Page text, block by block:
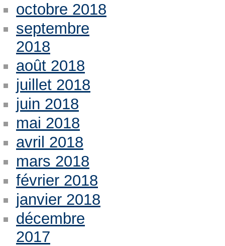
octobre 2018
septembre
2018
août 2018
juillet 2018
juin 2018
mai 2018
avril 2018
mars 2018
février 2018
janvier 2018
décembre
2017